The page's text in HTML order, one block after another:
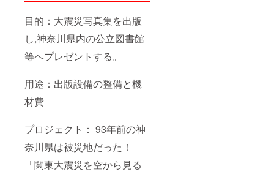
目的：大震災写真集を出版
し,神奈川県内の公立図書館
等へプレゼントする。
用途：出版設備の整備と機
材費
プロジェクト： 93年前の神
奈川県は被災地だった！
「関東大震災を空から見る